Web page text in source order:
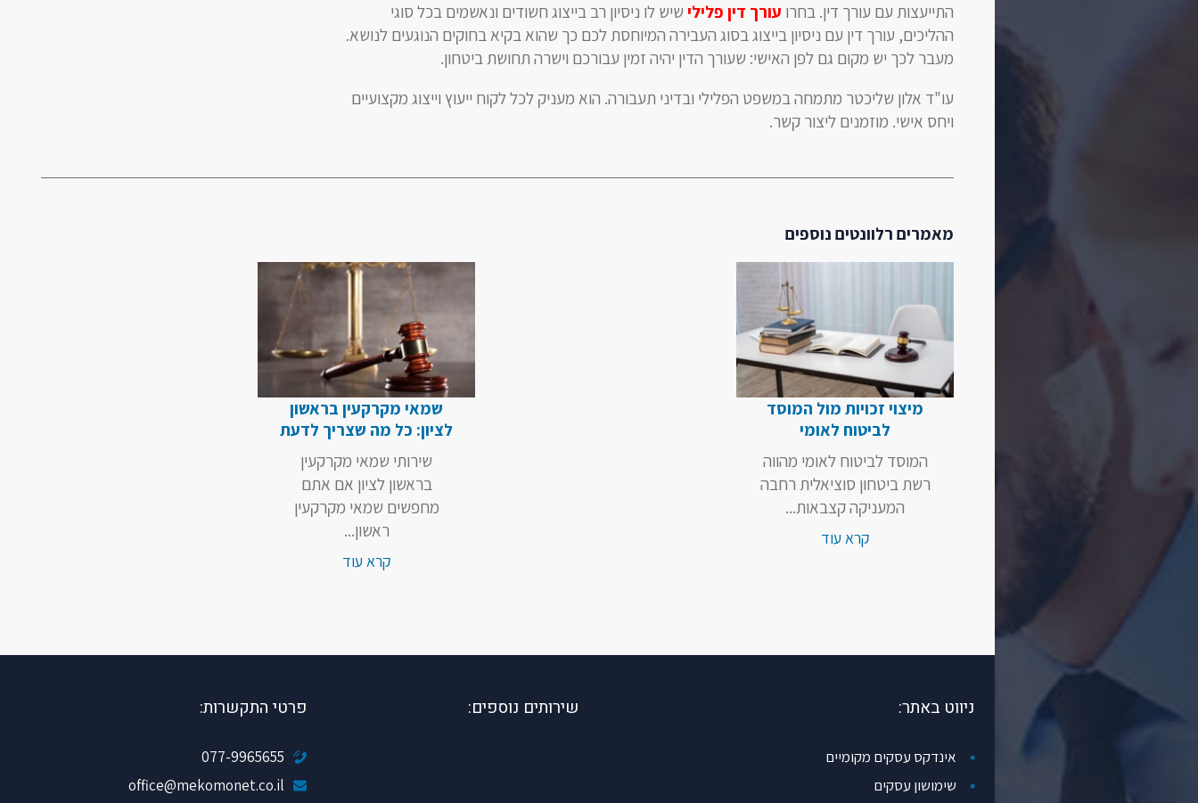
התייעצות עם עורך דין. בחרו עורך דין פלילי שיש לו ניסיון רב בייצוג חשודים ונאשמים בכל סוגי
ההליכים, עורך דין עם ניסיון בייצוג בסוג העבירה המיוחסת לכם כך שהוא בקיא בחוקים הנוגעים לנושא.
מעבר לכך יש מקום גם לפן האישי: שעורך הדין יהיה זמין עבורכם וישרה תחושת ביטחון.
עו"ד אלון שליכטר מתמחה במשפט הפלילי ובדיני תעבורה. הוא מעניק לכל לקוח ייעוץ וייצוג מקצועיים
ויחס אישי. מוזמנים ליצור קשר.
מאמרים רלוונטים נוספים
מיצוי זכויות מול המוסד
לביטוח לאומי
המוסד לביטוח לאומי מהווה
רשת ביטחון סוציאלית רחבה
המעניקה קצבאות...
קרא עוד
שמאי מקרקעין בראשון
לציון: כל מה שצריך לדעת
שירותי שמאי מקרקעין
בראשון לציון אם אתם
מחפשים שמאי מקרקעין
ראשון...
קרא עוד
ניווט באתר:
אינדקס עסקים מקומיים
שימושון עסקים
שירותים נוספים: פרטי התקשרות:
077-9965655
office@mekomonet.co.il